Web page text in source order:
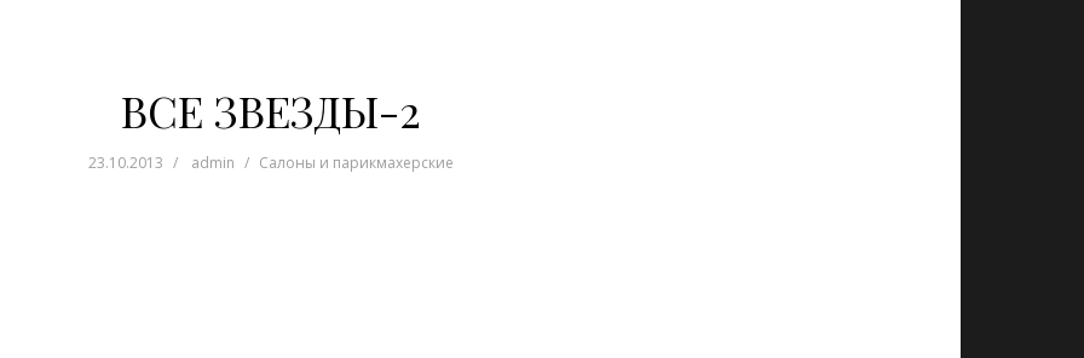
ВСЕ ЗВЕЗДЫ-2
23.10.2013 admin Салоны и парикмахерские